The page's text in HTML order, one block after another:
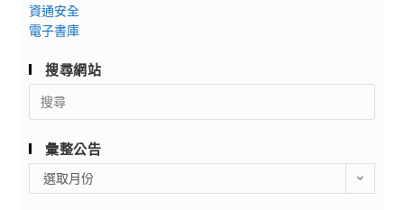
資通安全
電子書庫
搜尋網站
Search
for:
彙整公告
整
選取月份